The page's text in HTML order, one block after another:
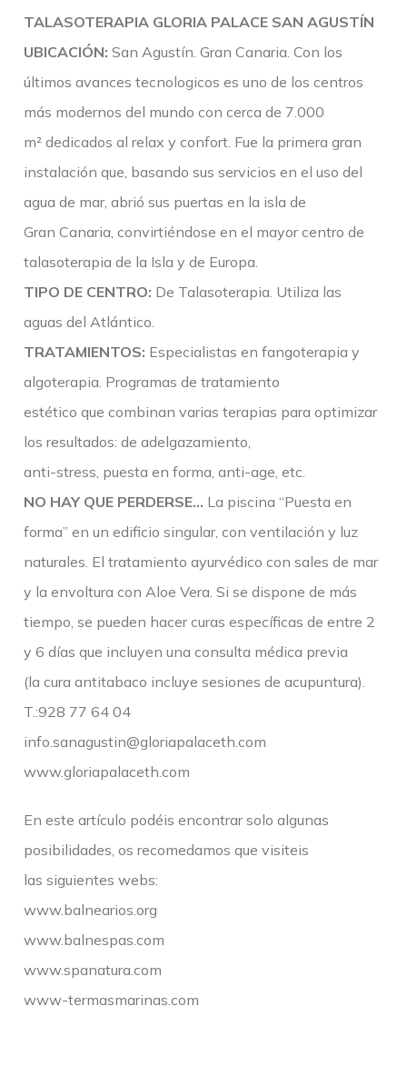
TALASOTERAPIA GLORIA PALACE SAN AGUSTÍN
UBICACIÓN: San Agustín. Gran Canaria. Con los
últimos avances tecnologicos es uno de los centros
más modernos del mundo con cerca de 7.000
m² dedicados al relax y confort. Fue la primera gran
instalación que, basando sus servicios en el uso del
agua de mar, abrió sus puertas en la isla de
Gran Canaria, convirtiéndose en el mayor centro de
talasoterapia de la Isla y de Europa.
TIPO DE CENTRO: De Talasoterapia. Utiliza las
aguas del Atlántico.
TRATAMIENTOS: Especialistas en fangoterapia y
algoterapia. Programas de tratamiento
estético que combinan varias terapias para optimizar
los resultados: de adelgazamiento,
anti-stress, puesta en forma, anti-age, etc.
NO HAY QUE PERDERSE… La piscina “Puesta en
forma” en un edificio singular, con ventilación y luz
naturales. El tratamiento ayurvédico con sales de mar
y la envoltura con Aloe Vera. Si se dispone de más
tiempo, se pueden hacer curas específicas de entre 2
y 6 días que incluyen una consulta médica previa
(la cura antitabaco incluye sesiones de acupuntura).
T.:928 77 64 04
info.sanagustin@gloriapalaceth.com
www.gloriapalaceth.com
En este artículo podéis encontrar solo algunas
posibilidades, os recomedamos que visiteis
las siguientes webs:
www.balnearios.org
www.balnespas.com
www.spanatura.com
www-termasmarinas.com